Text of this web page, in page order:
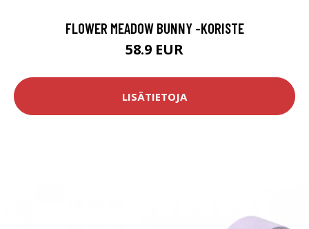
FLOWER MEADOW BUNNY -KORISTE
58.9 EUR
LISÄTIETOJA